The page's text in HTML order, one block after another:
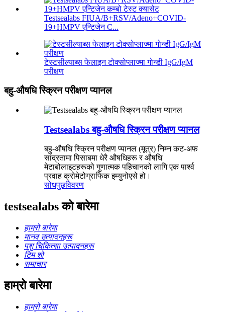
Testsealabs FIUA/B+RSV/Adeno+COVID-
19+HMPV एन्टिजेन C...
टेस्टसील्याब्स फेलाइन टोक्सोप्लाज्मा गोन्डी IgG/IgM
परीक्षण
बहु-औषधि स्क्रिन परीक्षण प्यानल
Testsealabs बहु-औषधि स्क्रिन परीक्षण प्यानल
बहु-औषधि स्क्रिन परीक्षण प्यानल (मूत्र) निम्न कट-अफ
सांद्रतामा पिसाबमा धेरै औषधिहरू र औषधि
मेटाबोलाइटहरूको गुणात्मक पहिचानको लागि एक पार्श्व
प्रवाह क्रोमेटोग्राफिक इम्युनोएसे हो।
सोधपुछविवरण
testsealabs को बारेमा
हाम्रो बारेमा
मानव उत्पादनहरू
पशु चिकित्सा उत्पादनहरू
टिम शो
समाचार
हाम्रो बारेमा
हाम्रो बारेमा